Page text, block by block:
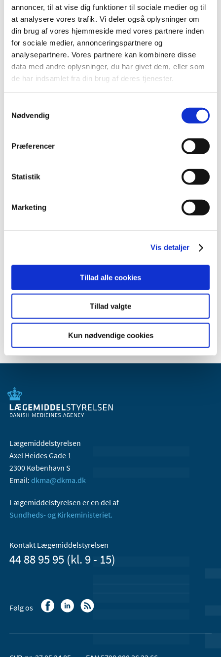
annoncer, til at vise dig funktioner til sociale medier og til
at analysere vores trafik. Vi deler også oplysninger om
din brug af vores hjemmeside med vores partnere inden
for sociale medier, annonceringspartnere og
analysepartnere. Vores partnere kan kombinere disse
data med andre oplysninger, du har givet dem, eller som
de har indsamlet fra din brug af deres tjenester.
Nødvendig
Præferencer
Statistik
Marketing
Vis detaljer
Tillad alle cookies
Tillad valgte
Kun nødvendige cookies
juli (5)
juni (21)
maj (18)
april (11)
marts (13)
februar (29)
januar (25)
2020 (263)
2015 (33)
2013 (49)
2009 (14)
2007 (3)
2005 (2)
Lægemiddelstyrelsen
Axel Heides Gade 1
2300 København S
Email: dkma@dkma.dk
Lægemiddelstyrelsen er en del af
Sundheds- og Kirkeministeriet.
Kontakt Lægemiddelstyrelsen
44 88 95 95 (kl. 9 - 15)
Følg os